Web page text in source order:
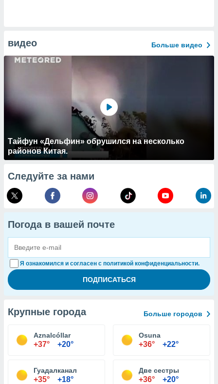
видео Больше видео
Тайфун «Дельфин» обрушился на несколько
районов Китая.
Следуйте за нами
Погода в вашей почте
Я ознакомился и согласен с политикой конфиденциальности.
Крупные города Больше городов
Aznalcóllar
+37° +20°
Osuna
+36° +22°
Гуадалканал
+35° +18°
Две сестры
+36° +20°